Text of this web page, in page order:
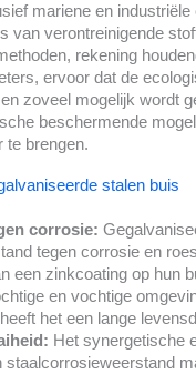
mariene en
van verontreinigende
rekening
ervoor dat de
zoveel mogelijk wordt
beschermende
te brengen.
stalen buis
corrosie:
tegen corrosie en
een zinkcoating op hun
en vochtige
het een lange
Het synergetische
staalcorrosieweerstand